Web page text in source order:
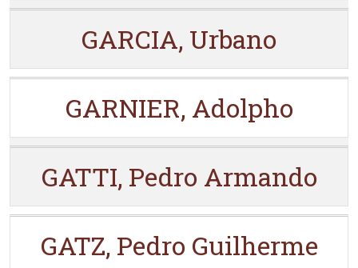
GARCIA, Urbano
GARNIER, Adolpho
GATTI, Pedro Armando
GATZ, Pedro Guilherme